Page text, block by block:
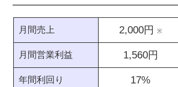
月間売上 2,000円 ※
月間営業利益 1,560円
年間利回り 17%